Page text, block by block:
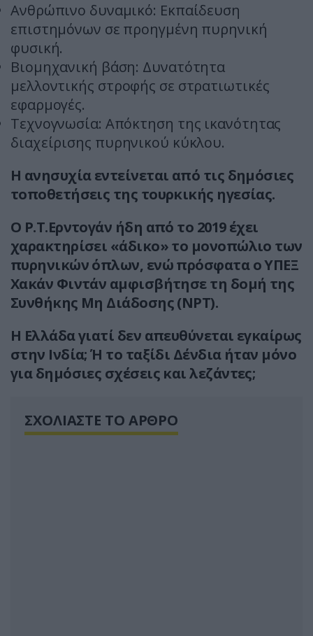
Ανθρώπινο δυναμικό: Εκπαίδευση
επιστημόνων σε προηγμένη πυρηνική
φυσική.
Βιομηχανική βάση: Δυνατότητα
μελλοντικής στροφής σε στρατιωτικές
εφαρμογές.
Τεχνογνωσία: Απόκτηση της ικανότητας
διαχείρισης πυρηνικού κύκλου.
Η ανησυχία εντείνεται από τις δημόσιες
τοποθετήσεις της τουρκικής ηγεσίας.
Ο Ρ.Τ.Ερντογάν ήδη από το 2019 έχει
χαρακτηρίσει «άδικο» το μονοπώλιο των
πυρηνικών όπλων, ενώ πρόσφατα ο ΥΠΕΞ
Χακάν Φιντάν αμφισβήτησε τη δομή της
Συνθήκης Μη Διάδοσης (NPT).
Η Ελλάδα γιατί δεν απευθύνεται εγκαίρως
στην Ινδία; Ή το ταξίδι Δένδια ήταν μόνο
για δημόσιες σχέσεις και λεζάντες;
ΣΧΟΛΙΑΣΤΕ ΤΟ ΑΡΘΡΟ